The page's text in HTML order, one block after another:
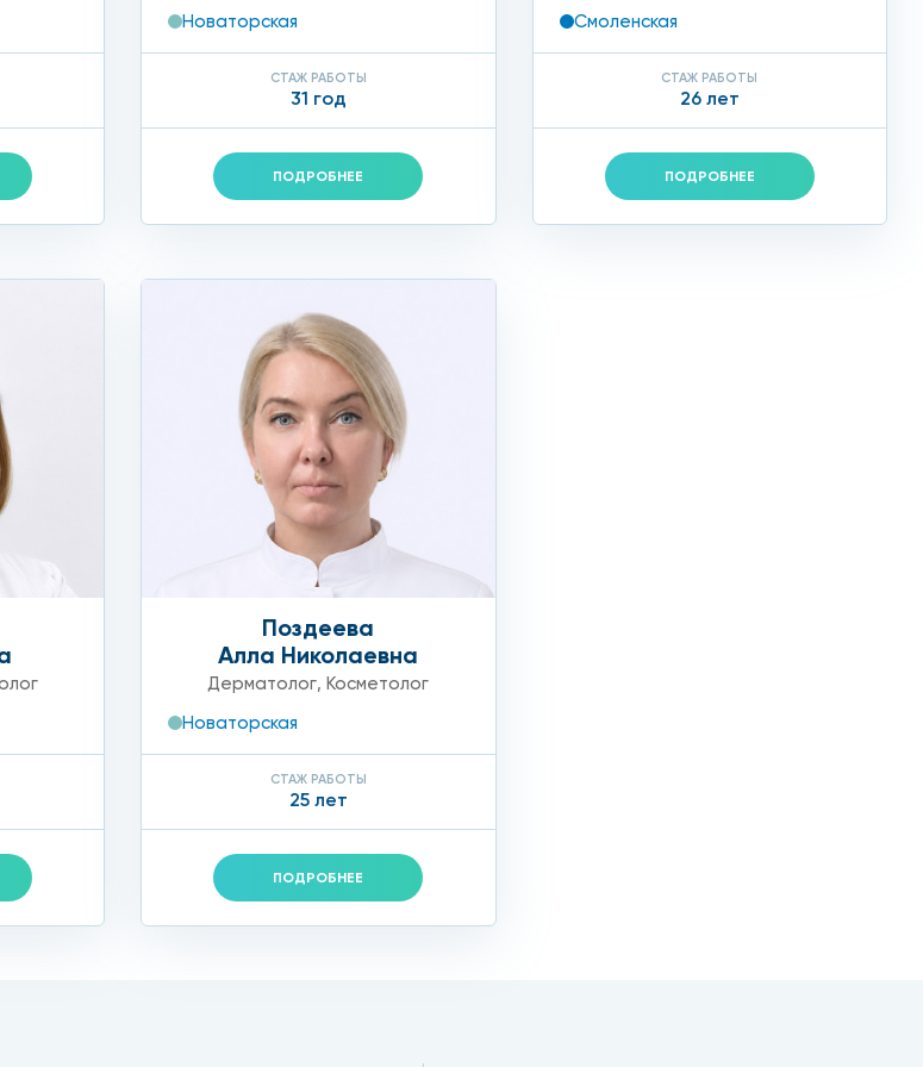
за кожей ног, чтобы не допускать возникновение натоптышей:
участков при помощи специальных пилочек, ручных или электрических;
они способствуют размягчению огрубевшей кожи;
регулирует время и глубину проникновения, осложнения отсутствуют.
грибок или воспаление данного участка. В этом случае назначаются
прайсе или уточнить у консультанта. Положительные отзывы пациентов говорят о том,
Новаторская
СТАЖ РАБОТЫ
31 год
ПОДРОБНЕЕ
Смоленская
СТАЖ РАБОТЫ
26 лет
ПОДРОБНЕЕ
Поздеева
Алла Николаевна
Дерматолог,Косметолог
Новаторская
СТАЖ РАБОТЫ
25 лет
ПОДРОБНЕЕ